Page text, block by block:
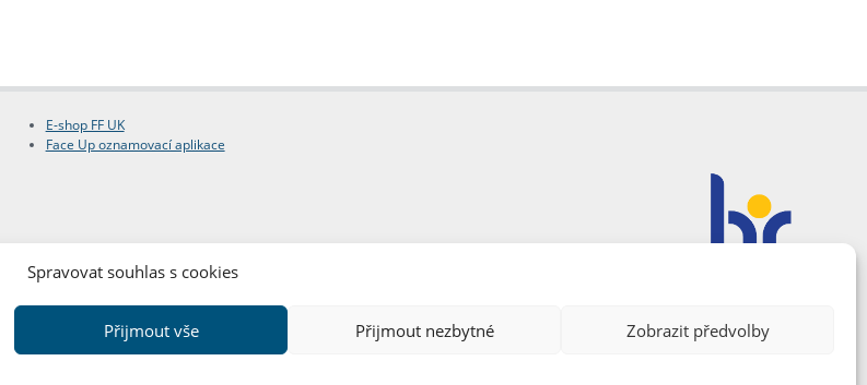
Spravovat souhlas s cookies
Přijmout vše Přijmout nezbytné Zobrazit předvolby
E-shop FF UK
Face Up oznamovací aplikace